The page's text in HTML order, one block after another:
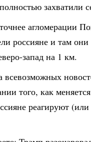
захватили
агломерации
россияне и там
запад на 1 км.
всевозможных
того, как
реагируют (или